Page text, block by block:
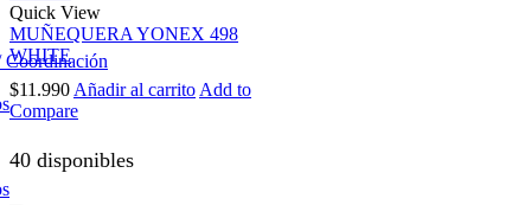
Quick View
MUÑEQUERA YONEX 498
WHITE
$11.990 Añadir al carrito Add to
Compare
40 disponibles